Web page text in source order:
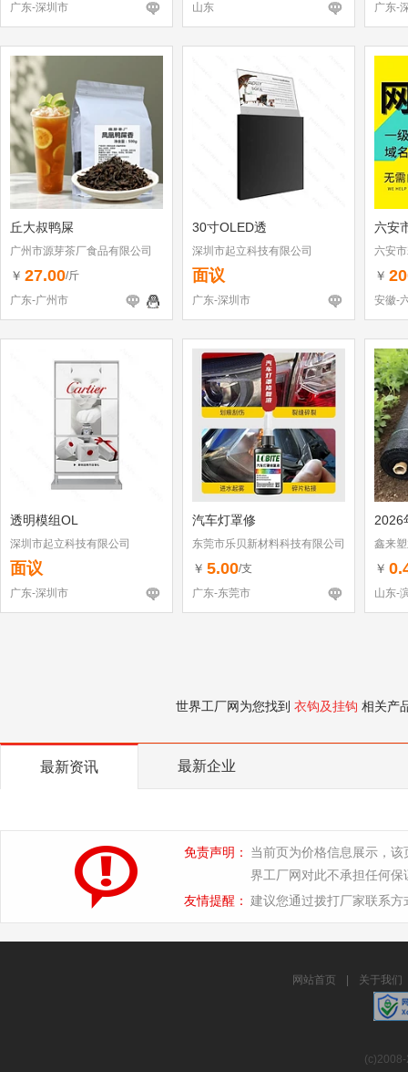
广东-深圳市
山东
广东-
丘大叔鸭屎
广州市源芽茶厂食品有限公司
￥ 27.00/斤
广东-广州市
30寸OLED透
深圳市起立科技有限公司
面议
广东-深圳市
六安
六安
￥
安徽-
透明模组OL
深圳市起立科技有限公司
面议
广东-深圳市
汽车灯罩修
东莞市乐贝新材料科技有限公司
￥ 5.00/支
广东-东莞市
2026
鑫来
￥
山东-
世界工厂网为您找到 衣钩及挂钩 相关产
最新资讯 最新企业
免责声明：
当前页为价格信息展示，
界工厂网对此不承担任何保
友情提醒： 建议您通过拨打厂家联系
网站首页 关于我们